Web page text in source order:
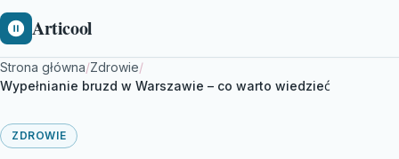
Articool
Strona główna/Zdrowie/
Wypełnianie bruzd w Warszawie – co warto wiedzieć
ZDROWIE